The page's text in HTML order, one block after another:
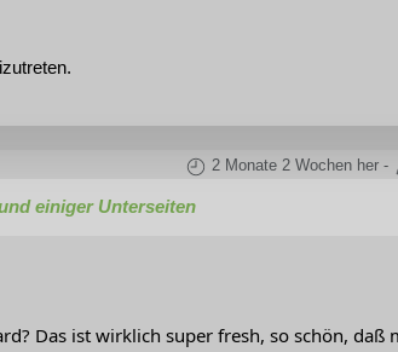
2 Monate 2 Wochen her -
einiger Unterseiten
Das ist wirklich super fresh, so schön, daß